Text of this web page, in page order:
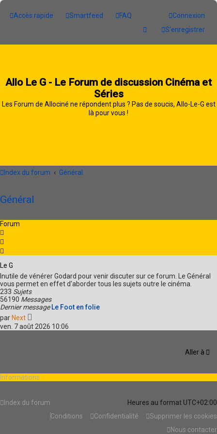
Accès rapide Smartfeed FAQ
Connexion
S’enregistrer
Allo Le G - Le Forum de discussion Cinéma et
Séries
Les Forum de Allociné ne répondent plus ? Pas de soucis, Allo-Le-G est
là pour vous !
Index du forum Général
Général
Forum
Le G
Inutile de vénérer Godard pour venir discuter sur ce forum. Le Général
vous permet en effet d'aborder tous les sujets outre le cinéma.
233 Sujets
56190 Messages
Dernier message Le Foot en folie
par Next
i
r
e
r
ven. 7 août 2026 10:06
Aller à
Informations
Index du forum Heures au format UTC+02:00
Supprimer les cookies
Confidentialité
Conditions
Nous contacter